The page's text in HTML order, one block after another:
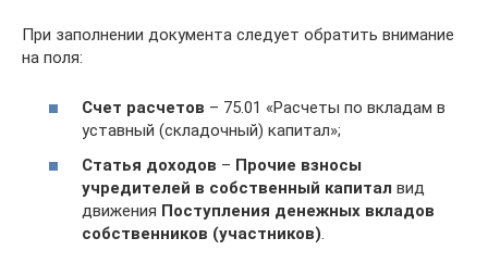
При заполнении документа следует обратить внимание
на поля:
Счет расчетов – 75.01 «Расчеты по вкладам в
уставный (складочный) капитал»;
Статья доходов – Прочие взносы
учредителей в собственный капитал вид
движения Поступления денежных вкладов
собственников (участников)